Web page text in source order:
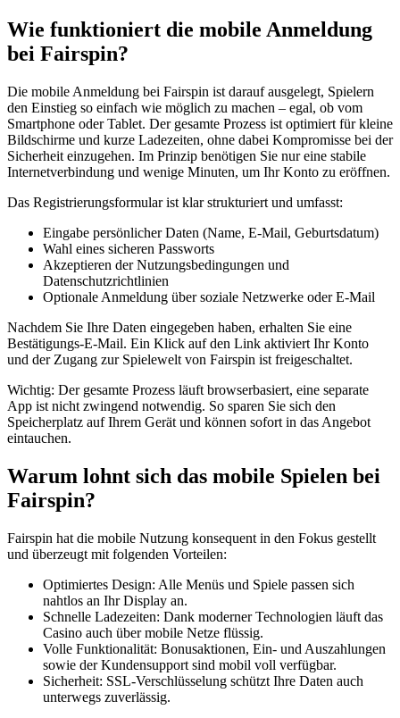
Wie funktioniert die mobile Anmeldung
bei Fairspin?
Die mobile Anmeldung bei Fairspin ist darauf ausgelegt, Spielern
den Einstieg so einfach wie möglich zu machen – egal, ob vom
Smartphone oder Tablet. Der gesamte Prozess ist optimiert für kleine
Bildschirme und kurze Ladezeiten, ohne dabei Kompromisse bei der
Sicherheit einzugehen. Im Prinzip benötigen Sie nur eine stabile
Internetverbindung und wenige Minuten, um Ihr Konto zu eröffnen.
Das Registrierungsformular ist klar strukturiert und umfasst:
Eingabe persönlicher Daten (Name, E-Mail, Geburtsdatum)
Wahl eines sicheren Passworts
Akzeptieren der Nutzungsbedingungen und
Datenschutzrichtlinien
Optionale Anmeldung über soziale Netzwerke oder E-Mail
Nachdem Sie Ihre Daten eingegeben haben, erhalten Sie eine
Bestätigungs-E-Mail. Ein Klick auf den Link aktiviert Ihr Konto
und der Zugang zur Spielewelt von Fairspin ist freigeschaltet.
Wichtig: Der gesamte Prozess läuft browserbasiert, eine separate
App ist nicht zwingend notwendig. So sparen Sie sich den
Speicherplatz auf Ihrem Gerät und können sofort in das Angebot
eintauchen.
Warum lohnt sich das mobile Spielen bei
Fairspin?
Fairspin hat die mobile Nutzung konsequent in den Fokus gestellt
und überzeugt mit folgenden Vorteilen:
Optimiertes Design: Alle Menüs und Spiele passen sich
nahtlos an Ihr Display an.
Schnelle Ladezeiten: Dank moderner Technologien läuft das
Casino auch über mobile Netze flüssig.
Volle Funktionalität: Bonusaktionen, Ein- und Auszahlungen
sowie der Kundensupport sind mobil voll verfügbar.
Sicherheit: SSL-Verschlüsselung schützt Ihre Daten auch
unterwegs zuverlässig.